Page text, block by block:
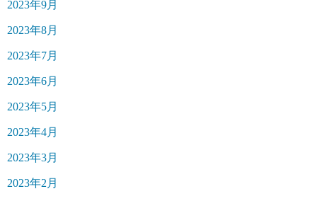
2023年9月
2023年8月
2023年7月
2023年6月
2023年5月
2023年4月
2023年3月
2023年2月